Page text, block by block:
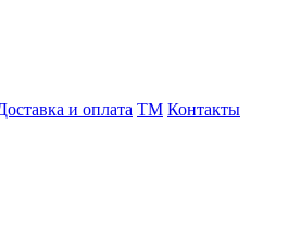
и оплата TM Контакты